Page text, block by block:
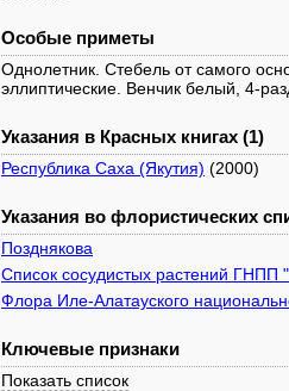
Особые приметы
Однолетник. Стебель от самого
эллиптические. Венчик белый, 4-
Указания в Красных книгах (1)
Республика Саха (Якутия) (2000)
Указания во флористических
Позднякова
Список сосудистых растений ГНПП
Флора Иле-Алатауского
Ключевые признаки
Показать список